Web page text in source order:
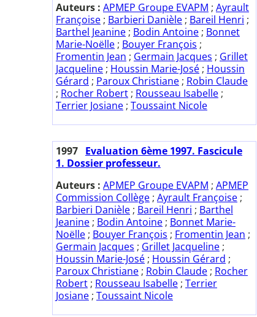
Auteurs : APMEP Groupe EVAPM ; Ayrault
Françoise ; Barbieri Danièle ; Bareil Henri ;
Barthel Jeanine ; Bodin Antoine ; Bonnet
Marie-Noëlle ; Bouyer François ;
Fromentin Jean ; Germain Jacques ; Grillet
Jacqueline ; Houssin Marie-José ; Houssin
Gérard ; Paroux Christiane ; Robin Claude
; Rocher Robert ; Rousseau Isabelle ;
Terrier Josiane ; Toussaint Nicole
1997 Evaluation 6ème 1997. Fascicule
1. Dossier professeur.
Auteurs : APMEP Groupe EVAPM ; APMEP
Commission Collège ; Ayrault Françoise ;
Barbieri Danièle ; Bareil Henri ; Barthel
Jeanine ; Bodin Antoine ; Bonnet Marie-
Noëlle ; Bouyer François ; Fromentin Jean ;
Germain Jacques ; Grillet Jacqueline ;
Houssin Marie-José ; Houssin Gérard ;
Paroux Christiane ; Robin Claude ; Rocher
Robert ; Rousseau Isabelle ; Terrier
Josiane ; Toussaint Nicole